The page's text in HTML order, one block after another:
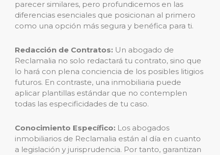
parecer similares, pero profundicemos en las
diferencias esenciales que posicionan al primero
como una opción más segura y benéfica para ti.
Redacción de Contratos: Un abogado de
Reclamalia no solo redactará tu contrato, sino que
lo hará con plena conciencia de los posibles litigios
futuros. En contraste, una inmobiliaria puede
aplicar plantillas estándar que no contemplen
todas las especificidades de tu caso.
Conocimiento Específico: Los abogados
inmobiliarios de Reclamalia están al día en cuanto
a legislación y jurisprudencia. Por tanto, garantizan